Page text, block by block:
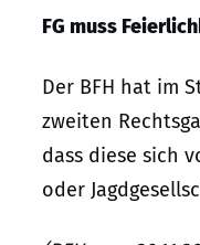
FG muss
Der BFH hat im
zweiten
dass diese sich
oder